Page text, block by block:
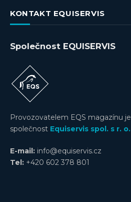
KONTAKT EQUISERVIS
Společnost EQUISERVIS
Provozovatelem EQS magazínu je
společnost Equiservis spol. s r. o.
E-mail: info@equiservis.cz
Tel: +420 602 378 801